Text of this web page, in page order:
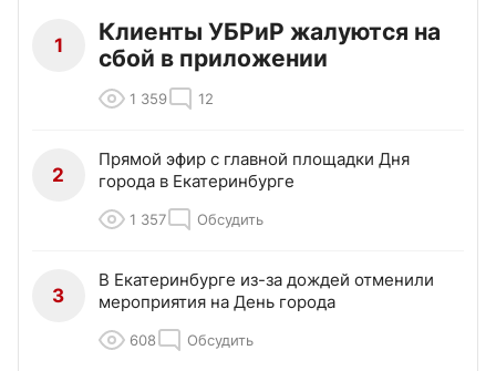
1
Клиенты УБРиР жалуются на
сбой в приложении
1 359 12
2
Прямой эфир с главной площадки Дня
города в Екатеринбурге
1 357 Обсудить
3
В Екатеринбурге из-за дождей отменили
мероприятия на День города
608 Обсудить